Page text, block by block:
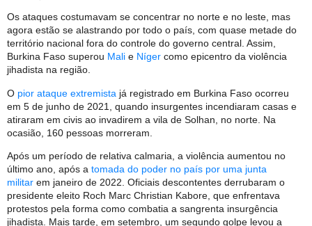
Os ataques costumavam se concentrar no norte e no leste, mas
agora estão se alastrando por todo o país, com quase metade do
território nacional fora do controle do governo central. Assim,
Burkina Faso superou Mali e Níger como epicentro da violência
jihadista na região.
O pior ataque extremista já registrado em Burkina Faso ocorreu
em 5 de junho de 2021, quando insurgentes incendiaram casas e
atiraram em civis ao invadirem a vila de Solhan, no norte. Na
ocasião, 160 pessoas morreram.
Após um período de relativa calmaria, a violência aumentou no
último ano, após a tomada do poder no país por uma junta
militar em janeiro de 2022. Oficiais descontentes derrubaram o
presidente eleito Roch Marc Christian Kabore, que enfrentava
protestos pela forma como combatia a sangrenta insurgência
jihadista. Mais tarde, em setembro, um segundo golpe levou a